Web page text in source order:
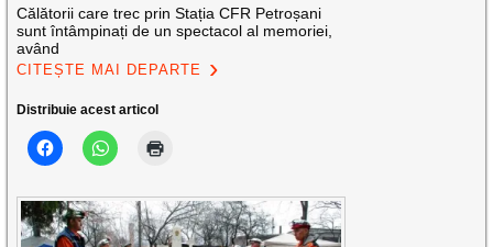
Călătorii care trec prin Stația CFR Petroșani
sunt întâmpinați de un spectacol al memoriei,
având
CITEȘTE MAI DEPARTE
Distribuie acest articol